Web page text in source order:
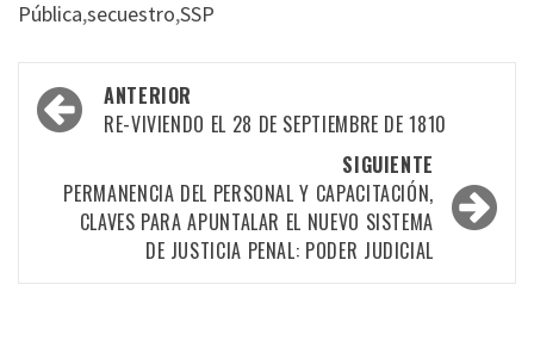
Pública,secuestro,SSP
Navegación
por
las
entradas
ANTERIOR
RE-VIVIENDO EL 28 DE SEPTIEMBRE DE 1810
SIGUIENTE
PERMANENCIA DEL PERSONAL Y CAPACITACIÓN,
CLAVES PARA APUNTALAR EL NUEVO SISTEMA
DE JUSTICIA PENAL: PODER JUDICIAL